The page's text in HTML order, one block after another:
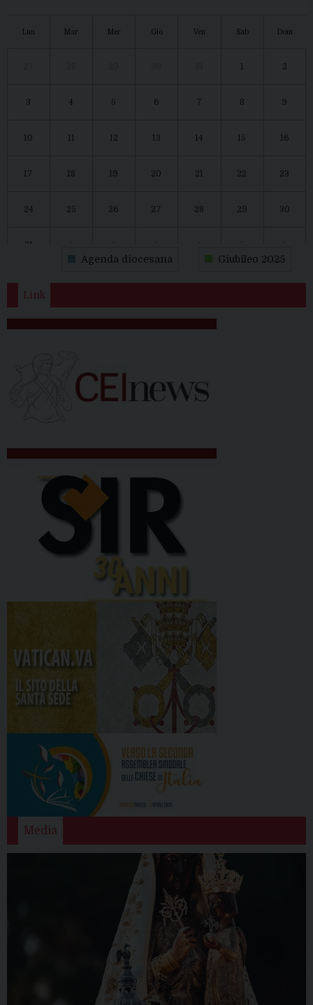
Lun Mar Mer Gio Ven Sab Dom
1 2
3 4 5 6 7 8 9
10 11 12 13 14 15 16
17 18 19 20 21 22 23
24 25 26 27 28 29 30
31
Agenda diocesana Giubileo 2025
Link
Media